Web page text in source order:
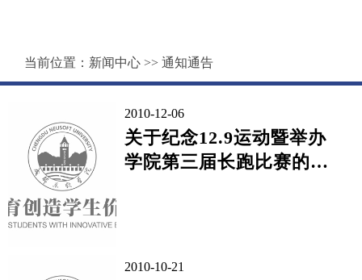
当前位置： 新闻中心 >> 通知通告
2010-12-06
关于纪念12.9运动暨举办
学院第三届长跑比赛的通
2010-10-21